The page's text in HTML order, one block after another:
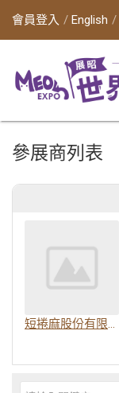
會員登入 English
參展商列表